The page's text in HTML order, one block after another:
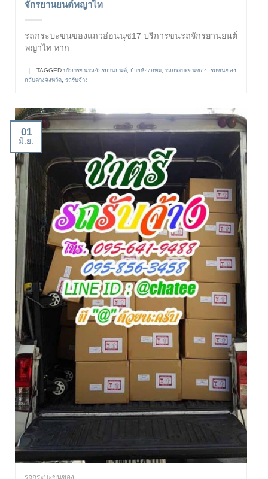
จักรยานยนต์พญาไท
รถกระบะขนของแถวอ่อนนุช17 บริการขนรถจักรยานยนต์
พญาไท หาก
| TAGGED บริการขนรถจักรยานยนต์ ย้ายห้องกทม รถกระบะขนของ
รถขนของ
กลับต่างจังหวัด รถรับจ้าง
01
มิ.ย.
รถกระบะขนของ